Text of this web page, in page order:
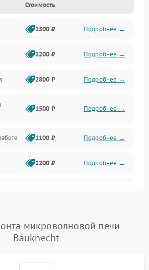
элементы
Стоимость
2500 ₽ Подробнее →
2200 ₽ Подробнее →
2800 ₽ Подробнее →
1500 ₽ Подробнее →
1100 ₽ Подробнее →
2200 ₽ Подробнее →
Подробнее →
микроволновой печи
Bauknecht